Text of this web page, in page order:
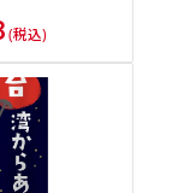
(税込)